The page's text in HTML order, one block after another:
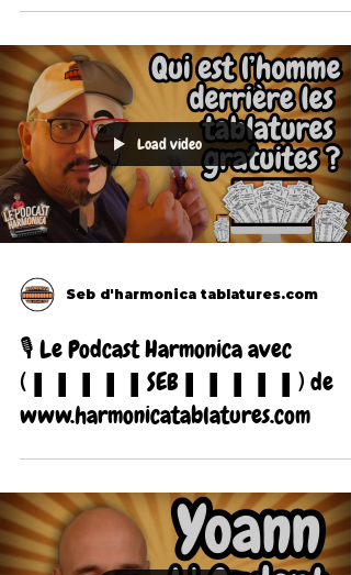
Load video
Seb d'harmonica tablatures.com
🎙 Le Podcast Harmonica avec
(▮▮▮▮▮SEB▮▮▮▮▮) de
www.harmonicatablatures.com